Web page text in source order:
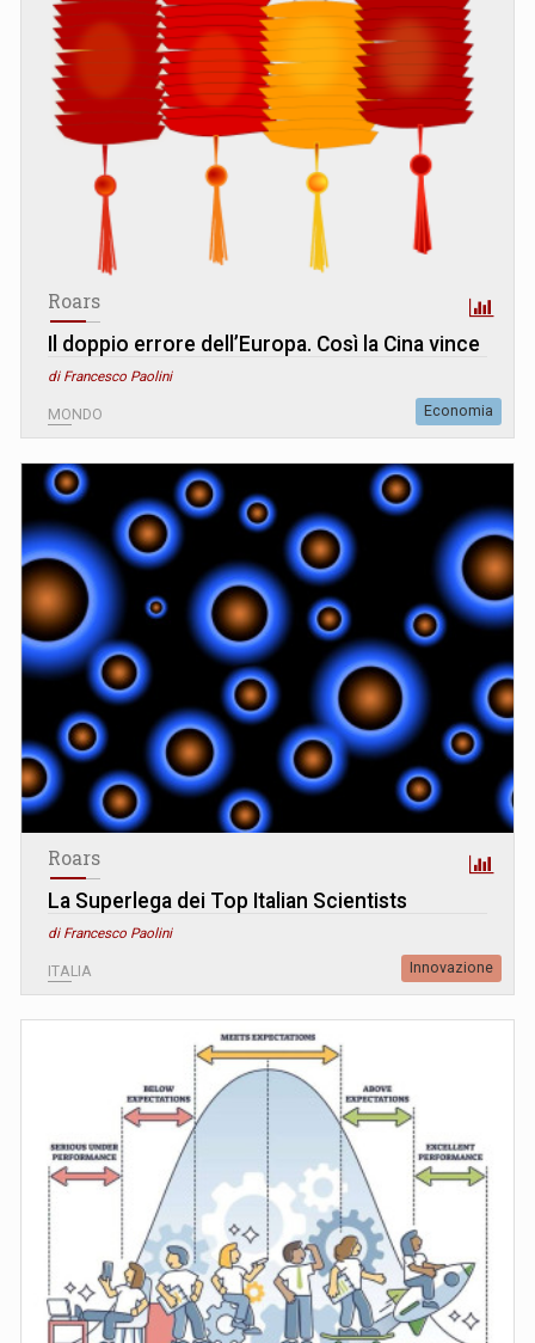
Roars
Il doppio errore dell’Europa. Così la Cina vince
di Francesco Paolini
MONDO Economia
Roars
La Superlega dei Top Italian Scientists
di Francesco Paolini
ITALIA Innovazione